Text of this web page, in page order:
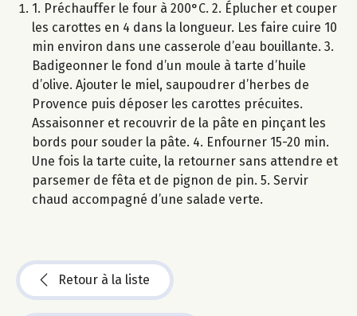
1. Préchauffer le four à 200°C. 2. Éplucher et couper
les carottes en 4 dans la longueur. Les faire cuire 10
min environ dans une casserole d’eau bouillante. 3.
Badigeonner le fond d’un moule à tarte d’huile
d’olive. Ajouter le miel, saupoudrer d’herbes de
Provence puis déposer les carottes précuites.
Assaisonner et recouvrir de la pâte en pinçant les
bords pour souder la pâte. 4. Enfourner 15-20 min.
Une fois la tarte cuite, la retourner sans attendre et
parsemer de fêta et de pignon de pin. 5. Servir
chaud accompagné d’une salade verte.
Retour à la liste